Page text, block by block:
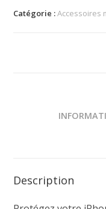
manga
Catégorie :Accessoires
Description